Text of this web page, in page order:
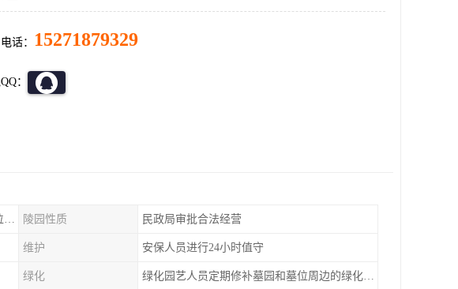
话： 15271879329
：
工作人员定期检查园区道路，保证墓园、墓位间的道路便捷、平整 陵园性质 民政局审批合法经营
维护 安保人员进行24小时值守
绿化 绿化园艺人员定期修补墓园和墓位周边的绿化布置